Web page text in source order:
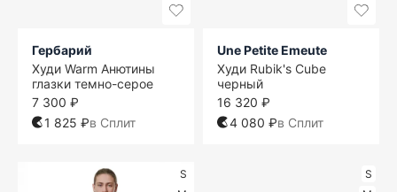
Гербарий
Худи Warm Анютины
глазки темно-серое
7 300 ₽
1 825 ₽в Сплит
Une Petite Emeute
Худи Rubik's Cube
черный
16 320 ₽
4 080 ₽в Сплит
S
S